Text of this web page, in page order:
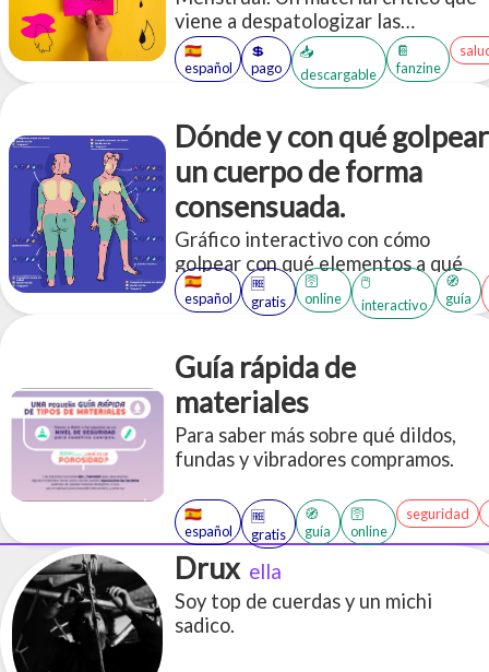
viene a despatologizar las
experiencias menstruantes,
destinado a quien quiera saber más
sobre este proceso, derribando
🇪🇸
español
💲
pago
📥
descargable
📔
fanzine
Dónde y con qué golpear
un cuerpo de forma
consensuada.
Gráfico interactivo con cómo
golpear con qué elementos a qué
partes del cuerpo, de forma
consensuada.
🇪🇸
español
🆓
gratis
🛜
online
🖱️
interactivo
🧭
guía
Guía rápida de
materiales
Para saber más sobre qué dildos,
fundas y vibradores compramos.
🇪🇸
español
🆓
gratis
🧭
guía
🛜
online
seguridad
Drux ella
Soy top de cuerdas y un michi
sadico.